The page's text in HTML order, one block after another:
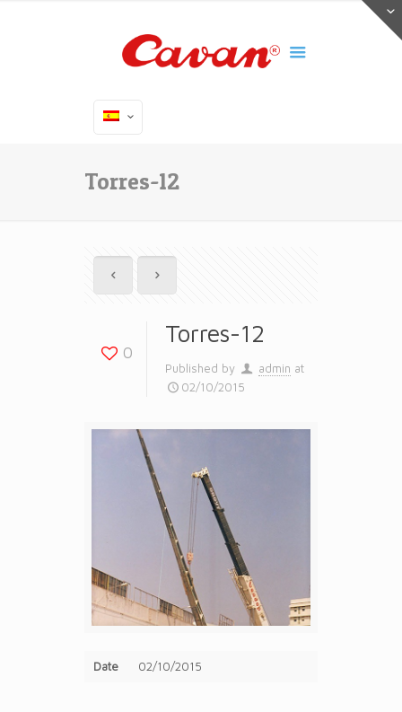
Torres-12
0
Torres-12
Published by admin at
02/10/2015
Date 02/10/2015